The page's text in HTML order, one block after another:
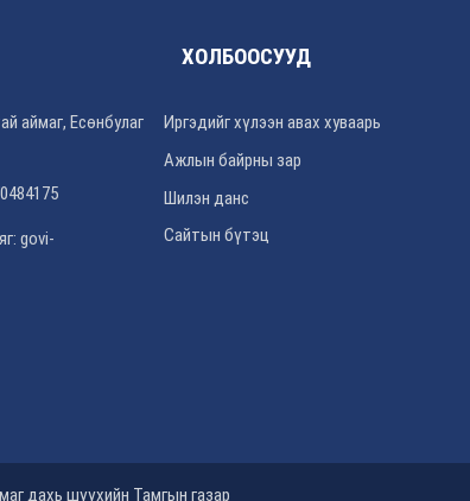
аймаг, Есөнбулаг
govi-
ХОЛБООСУУД
Иргэдийг хүлээн авах хуваарь
Ажлын байрны зар
Шилэн данс
Сайтын бүтэц
дахь шүүхийн Тамгын газар